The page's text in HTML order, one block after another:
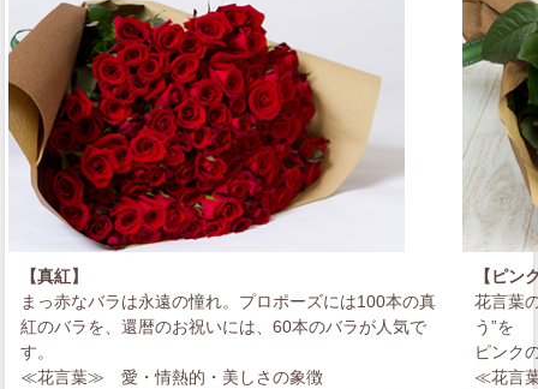
【真紅】
まっ赤なバラは永遠の憧れ。プロポーズには100本の真
紅のバラを、還暦のお祝いには、60本のバラが人気で
す。
≪花言葉≫
愛・情熱的・美しさの象徴
【ピン
花言葉
う”を
ピンク
≪花言